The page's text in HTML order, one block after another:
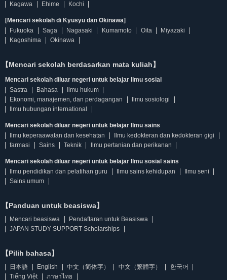
Kagawa
Ehime Kochi
[Mencari sekolah di Kyusyu dan Okinawa]
Fukuoka
Saga Nagasaki Kumamoto Oita
Miyazaki
Kagoshima
Okinawa
【Mencari sekolah berdasarkan mata kuliah】
Mencari sekolah diluar negeri untuk belajar Ilmu sosial
Sastra
Bahasa
Ilmu hukum
Ekonomi, manajemen, dan perdagangan
Ilmu sosiologi
Ilmu hubungan international
Mencari sekolah diluar negeri untuk belajar Ilmu sains
Ilmu keperaawatan dan kesehatan
Ilmu kedokteran dan kedokteran gigi
farmasi
Sains Teknik Ilmu pertanian dan perikanan
Mencari sekolah diluar negeri untuk belajar Ilmu sosial sains
Ilmu pendidikan dan pelatihan guru
Ilmu sains kehidupan
Ilmu seni
Sains umum
【Panduan untuk beasiswa】
Mencari beasiswa
Pendaftaran untuk Beasiswa
JAPAN STUDY SUPPORT Scholarships
【Pilih bahasa】
日本語 English 中文（简体字） 中文（繁體字）
한국어
Tiếng Việt
ภาษาไทย